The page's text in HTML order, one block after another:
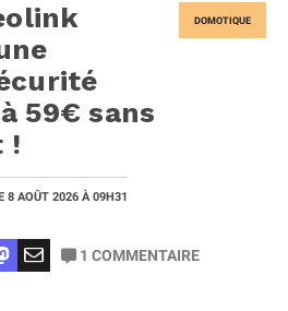
DOMOTIQUE
59€ sans
!
8 AOÛT 2026 À 09H31
1 COMMENTAIRE